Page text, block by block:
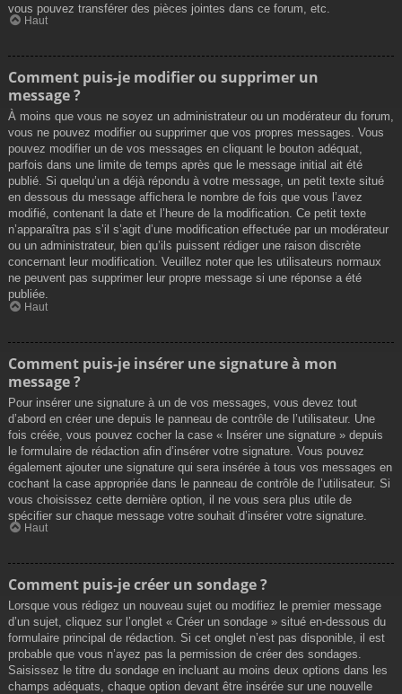
vous pouvez transférer des pièces jointes dans ce forum, etc.
Haut
Comment puis-je modifier ou supprimer un
message ?
À moins que vous ne soyez un administrateur ou un modérateur du forum,
vous ne pouvez modifier ou supprimer que vos propres messages. Vous
pouvez modifier un de vos messages en cliquant le bouton adéquat,
parfois dans une limite de temps après que le message initial ait été
publié. Si quelqu’un a déjà répondu à votre message, un petit texte situé
en dessous du message affichera le nombre de fois que vous l’avez
modifié, contenant la date et l’heure de la modification. Ce petit texte
n’apparaîtra pas s’il s’agit d’une modification effectuée par un modérateur
ou un administrateur, bien qu’ils puissent rédiger une raison discrète
concernant leur modification. Veuillez noter que les utilisateurs normaux
ne peuvent pas supprimer leur propre message si une réponse a été
publiée.
Haut
Comment puis-je insérer une signature à mon
message ?
Pour insérer une signature à un de vos messages, vous devez tout
d’abord en créer une depuis le panneau de contrôle de l’utilisateur. Une
fois créée, vous pouvez cocher la case « Insérer une signature » depuis
le formulaire de rédaction afin d’insérer votre signature. Vous pouvez
également ajouter une signature qui sera insérée à tous vos messages en
cochant la case appropriée dans le panneau de contrôle de l’utilisateur. Si
vous choisissez cette dernière option, il ne vous sera plus utile de
spécifier sur chaque message votre souhait d’insérer votre signature.
Haut
Comment puis-je créer un sondage ?
Lorsque vous rédigez un nouveau sujet ou modifiez le premier message
d’un sujet, cliquez sur l’onglet « Créer un sondage » situé en-dessous du
formulaire principal de rédaction. Si cet onglet n’est pas disponible, il est
probable que vous n’ayez pas la permission de créer des sondages.
Saisissez le titre du sondage en incluant au moins deux options dans les
champs adéquats, chaque option devant être insérée sur une nouvelle